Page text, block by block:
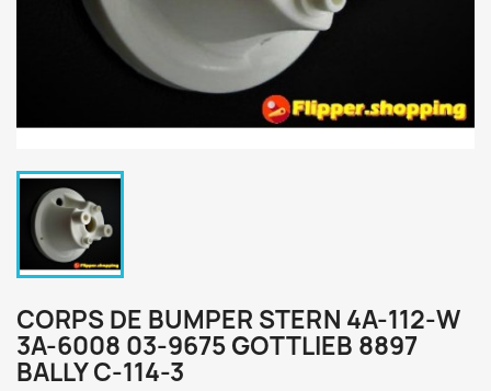
CORPS DE BUMPER STERN 4A-112-W
3A-6008 03-9675 GOTTLIEB 8897
BALLY C-114-3